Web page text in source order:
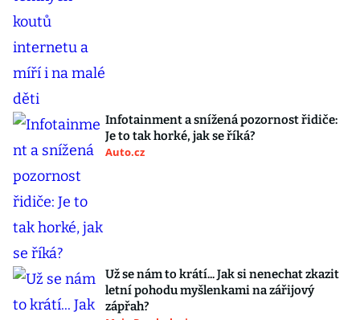
Infotainment a snížená pozornost řidiče:
Je to tak horké, jak se říká?
Auto.cz
Už se nám to krátí... Jak si nenechat zkazit
letní pohodu myšlenkami na zářijový
zápřah?